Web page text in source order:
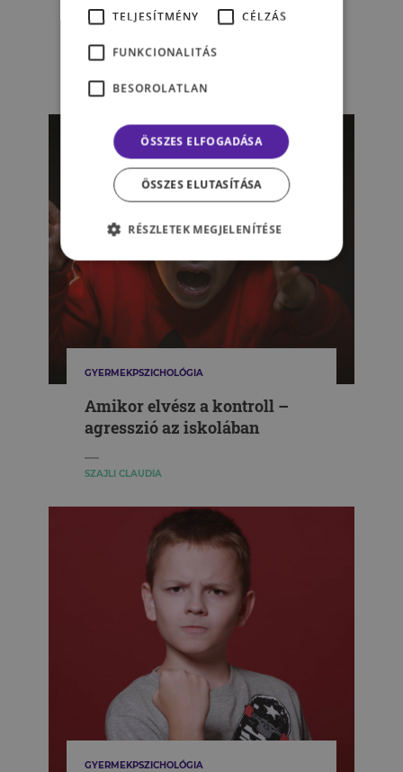
Már engem is csapkod a
TARKOVÁCS CECÍLIA
GYERMEKPSZICHOLÓGIA
Amikor elvész a kontroll –
agresszió az iskolában
SZAJLI CLAUDIA
GYERMEKPSZICHOLÓGIA
TELJESÍTMÉNY CÉLZÁS
FUNKCIONALITÁS
BESOROLATLAN
ÖSSZES ELFOGADÁSA
ÖSSZES ELUTASÍTÁSA
RÉSZLETEK MEGJELENÍTÉSE